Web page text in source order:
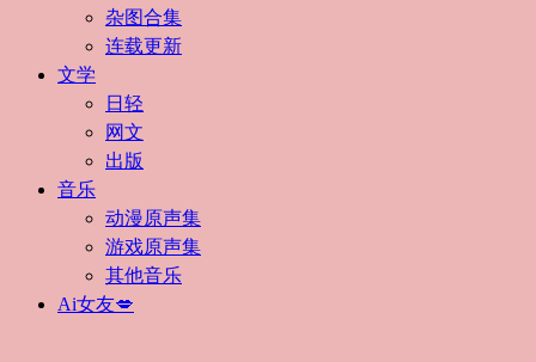
杂图合集
连载更新
文学
日轻
网文
出版
音乐
动漫原声集
游戏原声集
其他音乐
Ai女友💋